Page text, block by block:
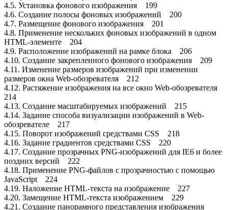
4.5. Установка фонового изображения 199
4.6. Создание полосы фоновых изображений 200
4.7. Размещение фонового изображения 201
4.8. Применение нескольких фоновых изображений в одном
HTML-элементе 204
4.9. Расположение изображений на рамке блока 206
4.10. Создание закрепленного фонового изображения 209
4.11. Изменение размеров изображений при изменении
размеров окна Web-обозревателя 212
4.12. Растяжение изображения на все окно Web-обозревателя
214
4.13. Создание масштабируемых изображений 215
4.14. Задание способа визуализации изображений в Web-
обозревателе 217
4.15. Поворот изображений средствами CSS 218
4.16. Задание градиентов средствами CSS 220
4.17. Создание прозрачных PNG-изображений для IE6 и более
поздних версий 222
4.18. Применение PNG-файлов с прозрачностью с помощью
JavaScript 224
4.19. Наложение HTML-текста на изображение 227
4.20. Замещение HTML-текста изображением 229
4.21. Создание панорамного представления изображения